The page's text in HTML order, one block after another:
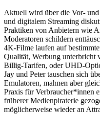
Aktuell wird über die Vor-
und digitalem Streaming
Praktiken von Anbietern wie
Moderatoren schildern
4K-Filme laufen auf
Qualität, Werbung unterbricht
Billig-Tarifen, oder UHD-
Jay und Peter tauschen sich
Emulatoren, mahnen aber
Praxis für Verbraucher*innen
früherer Medienpiraterie
möglicherweise wieder an